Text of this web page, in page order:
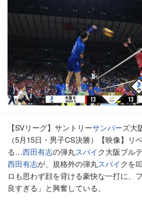
【SVリーグ】サントリーサンバーズ大
（5月15日・男子CS決勝）【映像】リ
る…西田有志の弾丸スパイク大阪ブル
西田有志が、規格外の弾丸スパイクを
ロも思わず顔を背ける豪快な一打に、
良すぎる」と興奮している。